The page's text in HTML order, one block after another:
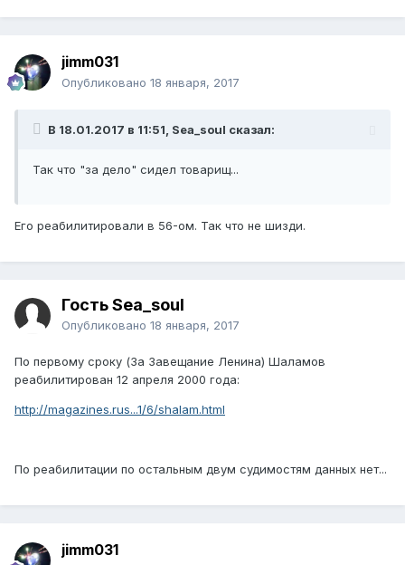
jimm031
Опубликовано 18 января, 2017
В 18.01.2017 в 11:51, Sea_soul сказал:
Так что "за дело" сидел товарищ...
Его реабилитировали в 56-ом. Так что не шизди.
Гость Sea_soul
Опубликовано 18 января, 2017
По первому сроку (За Завещание Ленина) Шаламов
реабилитирован 12 апреля 2000 года:
http://magazines.rus...1/6/shalam.html
По реабилитации по остальным двум судимостям данных нет...
jimm031